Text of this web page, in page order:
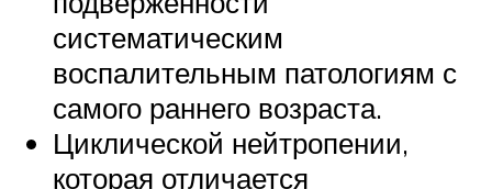
систематическим
воспалительным патологиям с
самого раннего возраста.
Циклической нейтропении,
которая отличается